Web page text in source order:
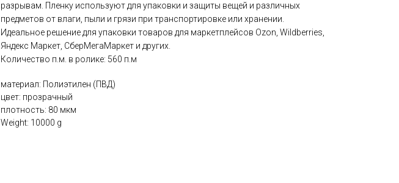
разрывам. Пленку используют для упаковки и защиты вещей и различных
предметов от влаги, пыли и грязи при транспортировке или хранении.
Идеальное решение для упаковки товаров для маркетплейсов Ozon, Wildberries,
Яндекс Маркет, СберМегаМаркет и других.
Количество п.м. в ролике: 560 п.м
материал: Полиэтилен (ПВД)
цвет: прозрачный
плотность: 80 мкм
Weight: 10000 g